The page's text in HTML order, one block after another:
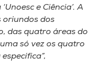
e Ciência’. A
oriundos dos
das quatro áreas do
só vez os quatro